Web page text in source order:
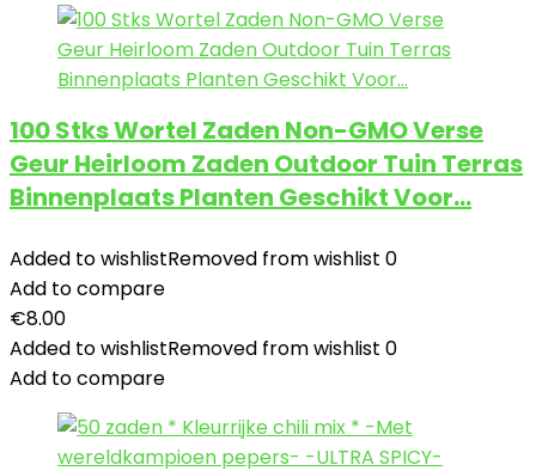
100 Stks Wortel Zaden Non-GMO Verse
Geur Heirloom Zaden Outdoor Tuin Terras
Binnenplaats Planten Geschikt Voor…
Added to wishlistRemoved from wishlist 0
Add to compare
€8.00
Added to wishlistRemoved from wishlist 0
Add to compare